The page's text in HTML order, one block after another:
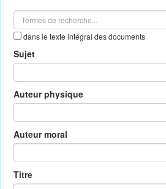
dans le texte intégral des documents
Sujet
Auteur physique
Auteur moral
Titre